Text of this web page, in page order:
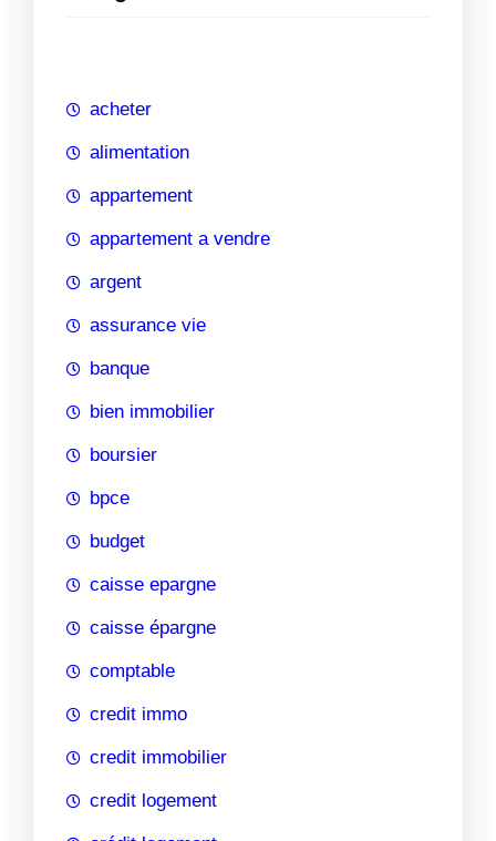
h
acheter
alimentation
appartement
appartement a vendre
argent
assurance vie
banque
bien immobilier
boursier
bpce
budget
caisse epargne
caisse épargne
comptable
credit immo
credit immobilier
credit logement